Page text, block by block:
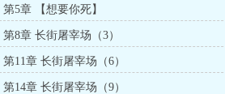
第5章 【想要你死】
第8章 长街屠宰场（3）
第11章 长街屠宰场（6）
第14章 长街屠宰场（9）